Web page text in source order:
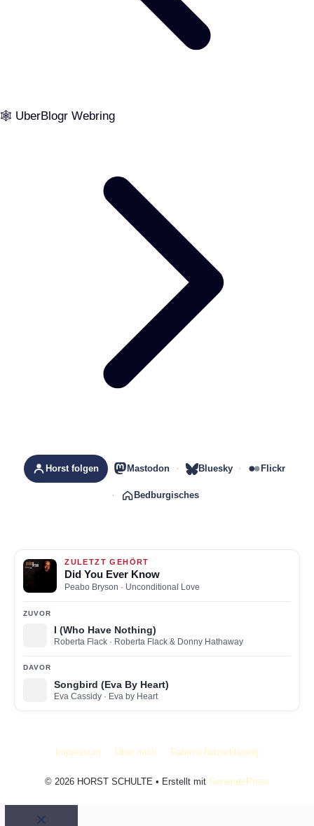
🕸️ UberBlogr Webring
Horst folgen Mastodon Bluesky Flickr
Bedburgisches
ZULETZT GEHÖRT
Did You Ever Know
Peabo Bryson · Unconditional Love
ZUVOR
I (Who Have Nothing)
Roberta Flack · Roberta Flack & Donny Hathaway
DAVOR
Songbird (Eva By Heart)
Eva Cassidy · Eva by Heart
Impressum Über mich Datenschutzerklärung
© 2026 HORST SCHULTE • Erstellt mit GeneratePress